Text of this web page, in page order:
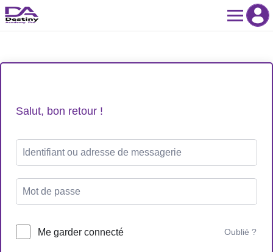
Salut, bon retour !
Me garder connecté Oublié ?